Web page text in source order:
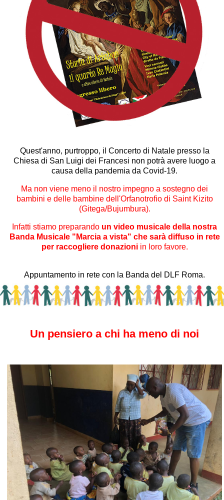
Quest'anno, purtroppo, il Concerto di Natale presso la
Chiesa di San Luigi dei Francesi non potrà avere luogo a
causa della pandemia da Covid-19.
Ma non viene meno il nostro impegno a sostegno dei
bambini e delle bambine dell'Orfanotrofio di Saint Kizito
(Gitega/Bujumbura).
Infatti stiamo preparando un video musicale della nostra
Banda Musicale "Marcia a vista" che sarà diffuso in rete
per raccogliere donazioniin loro favore.
Appuntamento in rete con la Banda del DLF Roma.
Un pensiero a chi ha meno di noi